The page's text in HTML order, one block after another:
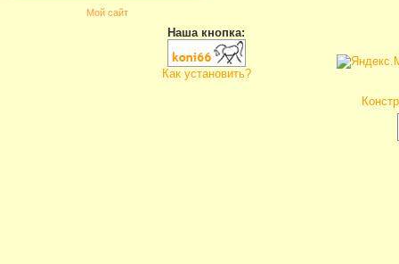
Мой сайт
Наша кнопка:
Как установить?